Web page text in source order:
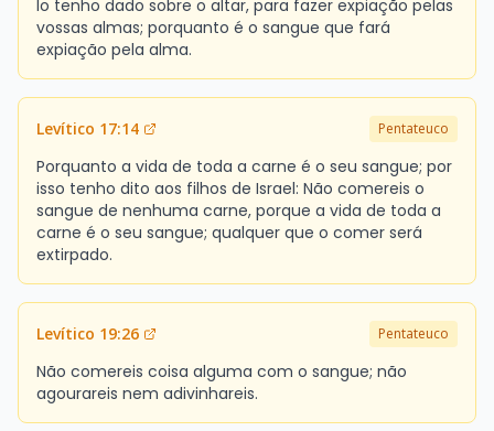
lo tenho dado sobre o altar, para fazer expiação pelas
vossas almas; porquanto é o sangue que fará
expiação pela alma.
Levítico 17:14 Pentateuco
Porquanto a vida de toda a carne é o seu sangue; por
isso tenho dito aos filhos de Israel: Não comereis o
sangue de nenhuma carne, porque a vida de toda a
carne é o seu sangue; qualquer que o comer será
extirpado.
Levítico 19:26 Pentateuco
Não comereis coisa alguma com o sangue; não
agourareis nem adivinhareis.